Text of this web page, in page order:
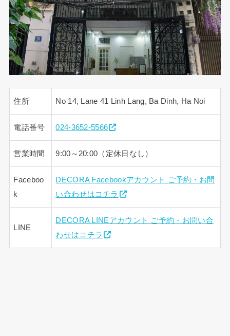
住所 No 14, Lane 41 Linh Lang, Ba Dinh, Ha Noi
電話番号 024-3652-5566
営業時間 9:00～20:00（定休日なし）
Faceboo
k
DECORA Facebookアカウント ご予約・お問
い合わせはコチラ
LINE
DECORA LINEアカウント ご予約・お問い合
わせはコチラ